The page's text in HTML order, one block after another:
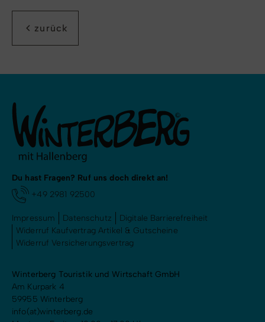
zurück
Du hast Fragen? Ruf uns doch direkt an!
+49 2981 92500
Impressum Datenschutz
Digitale Barrierefreiheit
Widerruf Kaufvertrag Artikel & Gutscheine
Widerruf Versicherungsvertrag
Winterberg Touristik und Wirtschaft GmbH
Am Kurpark 4
59955 Winterberg
info(at)winterberg.de